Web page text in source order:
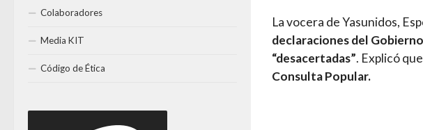
La vocera de Yasunidos,
declaraciones del
“desacertadas”. Explicó que
Consulta Popular.
Colaboradores
Media KIT
Código de Ética